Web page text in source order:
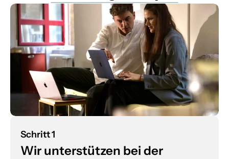
Schritt 1
Wir unterstützen bei der